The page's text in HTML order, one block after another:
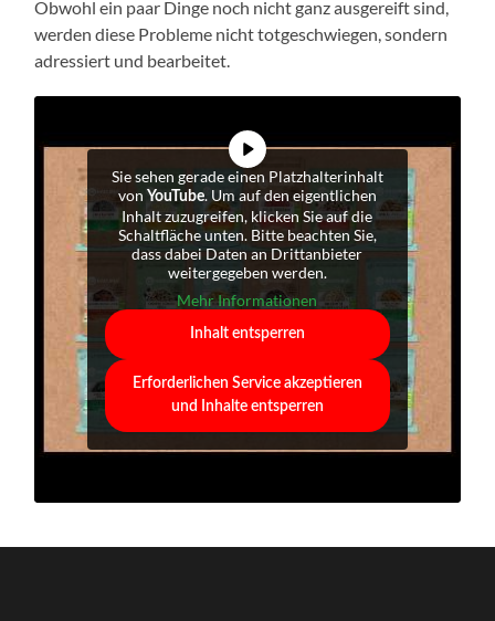
Obwohl ein paar Dinge noch nicht ganz ausgereift sind,
werden diese Probleme nicht totgeschwiegen, sondern
adressiert und bearbeitet.
Sie sehen gerade einen Platzhalterinhalt
von YouTube. Um auf den eigentlichen
Inhalt zuzugreifen, klicken Sie auf die
Schaltfläche unten. Bitte beachten Sie,
dass dabei Daten an Drittanbieter
weitergegeben werden.
Mehr Informationen
Inhalt entsperren
Erforderlichen Service akzeptieren
und Inhalte entsperren